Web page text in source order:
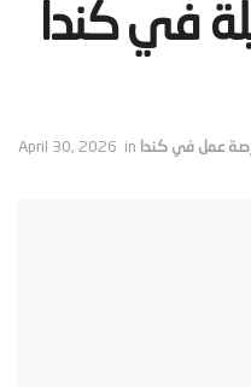
في كندا
April 30, 2026 in عمل في كندا